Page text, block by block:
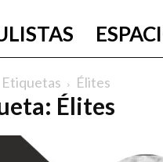
Etiquetas Élites
Élites